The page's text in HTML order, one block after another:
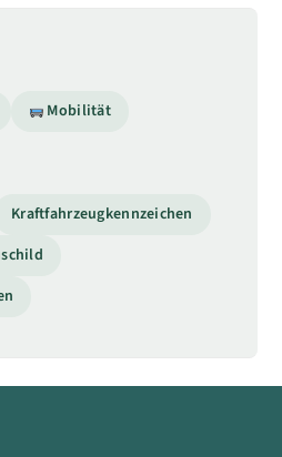
Mobilität
Kraftfahrzeugkennzeichen